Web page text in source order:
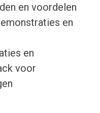
en voordelen
en
en
voor